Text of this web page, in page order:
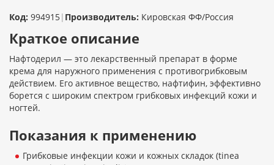
Код: 994915| Производитель: Кировская ФФ/Россия
Краткое описание
Нафтодерил — это лекарственный препарат в форме
крема для наружного применения с противогрибковым
действием. Его активное вещество, нафтифин, эффективно
борется с широким спектром грибковых инфекций кожи и
ногтей.
Показания к применению
Грибковые инфекции кожи и кожных складок (tinea